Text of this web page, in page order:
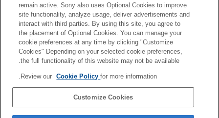
تخصيص الكاميرا
استخدام وظائف الشبكة
استخدام الكمبيوتر
remain active. Sony also uses Optional Cookies to improve
site functionality, analyze usage, deliver advertisements and
interact with third parties. By using this site, you agree to
the placement of Optional Cookies. You can manage your
cookie preferences at any time by clicking "Customize
Cookies" Depending on your selected cookie preferences,
the full functionality of this website may not be available.
Review our Cookie Policyfor more information.
Customize Cookies